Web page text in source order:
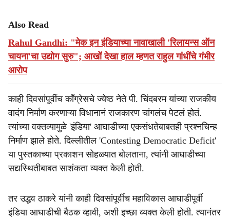
Also Read
Rahul Gandhi: "मेक इन इंडियाच्या नावाखाली 'रिलायन्स ऑन
चायना'चा उद्योग सुरु"; आखों देखा हाल म्हणत राहुल गांधींचे गंभीर
आरोप
काही दिवसांपूर्वीच काँग्रेसचे ज्येष्ठ नेते पी. चिंदबरम यांच्या राजकीय
वादंग निर्माण करणाऱ्या विधानानं राजकारण चांगलंच पेटलं होतं.
त्यांच्या वक्तव्यामुळे 'इंडिया' आघाडीच्या एकसंधतेबाबतही प्रश्नचिन्ह
निर्माण झाले होते. दिल्लीतील 'Contesting Democratic Deficit'
या पुस्तकाच्या प्रकाशन सोहळ्यात बोलताना, त्यांनी आघाडीच्या
सद्यस्थितीबाबत साशंकता व्यक्त केली होती.
तर उद्धव ठाकरे यांनी काही दिवसांपूर्वीच महाविकास आघाडीपूर्वी
इंडिया आघाडीची बैठक व्हावी, अशी इच्छा व्यक्त केली होती. त्यानंतर